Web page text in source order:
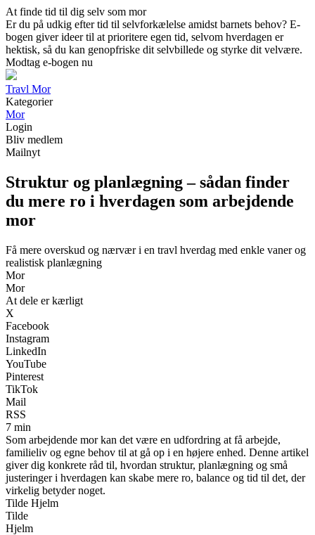
At finde tid til dig selv som mor
Er du på udkig efter tid til selvforkælelse amidst barnets behov? E-
bogen giver ideer til at prioritere egen tid, selvom hverdagen er
hektisk, så du kan genopfriske dit selvbillede og styrke dit velvære.
Modtag e-bogen nu
Travl Mor
Kategorier
Mor
Login
Bliv medlem
Mailnyt
Struktur og planlægning – sådan finder
du mere ro i hverdagen som arbejdende
mor
Få mere overskud og nærvær i en travl hverdag med enkle vaner og
realistisk planlægning
Mor
Mor
At dele er kærligt
X
Facebook
Instagram
LinkedIn
YouTube
Pinterest
TikTok
Mail
RSS
7 min
Som arbejdende mor kan det være en udfordring at få arbejde,
familieliv og egne behov til at gå op i en højere enhed. Denne artikel
giver dig konkrete råd til, hvordan struktur, planlægning og små
justeringer i hverdagen kan skabe mere ro, balance og tid til det, der
virkelig betyder noget.
Tilde Hjelm
Tilde
Hjelm